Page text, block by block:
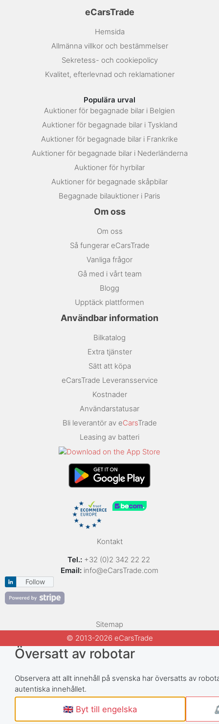
eCarsTrade
Hemsida
Allmänna villkor och bestämmelser
Sekretess- och cookiepolicy
Kvalitet, efterlevnad och reklamationer
Populära urval
Auktioner för begagnade bilar i Belgien
Auktioner för begagnade bilar i Tyskland
Auktioner för begagnade bilar i Frankrike
Auktioner för begagnade bilar i Nederländerna
Auktioner för hyrbilar
Auktioner för begagnade skåpbilar
Begagnade bilauktioner i Paris
Om oss
Om oss
Så fungerar eCarsTrade
Vanliga frågor
Gå med i vårt team
Blogg
Upptäck plattformen
Användbar information
Bilkatalog
Extra tjänster
Sätt att köpa
eCarsTrade Leveransservice
Kostnader
Användarstatusar
Bli leverantör av eCarsTrade
Leasing av batteri
Kontakt
Tel.: +32 (0)2 342 22 22
Email: info@eCarsTrade.com
Follow
Sitemap
© 2013-2026 eCarsTrade
Översatt av robotar
Observera att allt innehåll på svenska har översatts av
autentiska innehållet.
🇬🇧 Byt till engelska